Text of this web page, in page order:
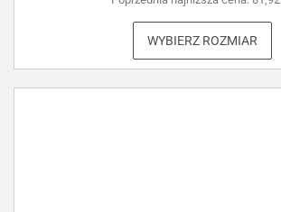
WYBIERZ ROZMIAR